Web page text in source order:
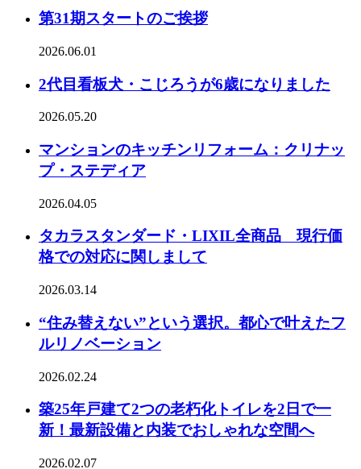
第31期スタートのご挨拶
2026.06.01
2代目看板犬・こじろうが6歳になりました
2026.05.20
マンションのキッチンリフォーム：クリナッ
プ・ステディア
2026.04.05
タカラスタンダード・LIXIL全商品 現行価
格での対応に関しまして
2026.03.14
“住み替えない”という選択。都心で叶えたフ
ルリノベーション
2026.02.24
築25年戸建て2つの老朽化トイレを2日で一
新！最新設備と内装でおしゃれな空間へ
2026.02.07